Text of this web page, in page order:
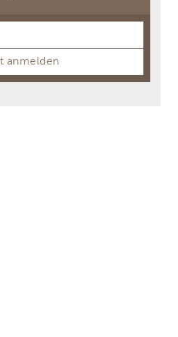
anmelden